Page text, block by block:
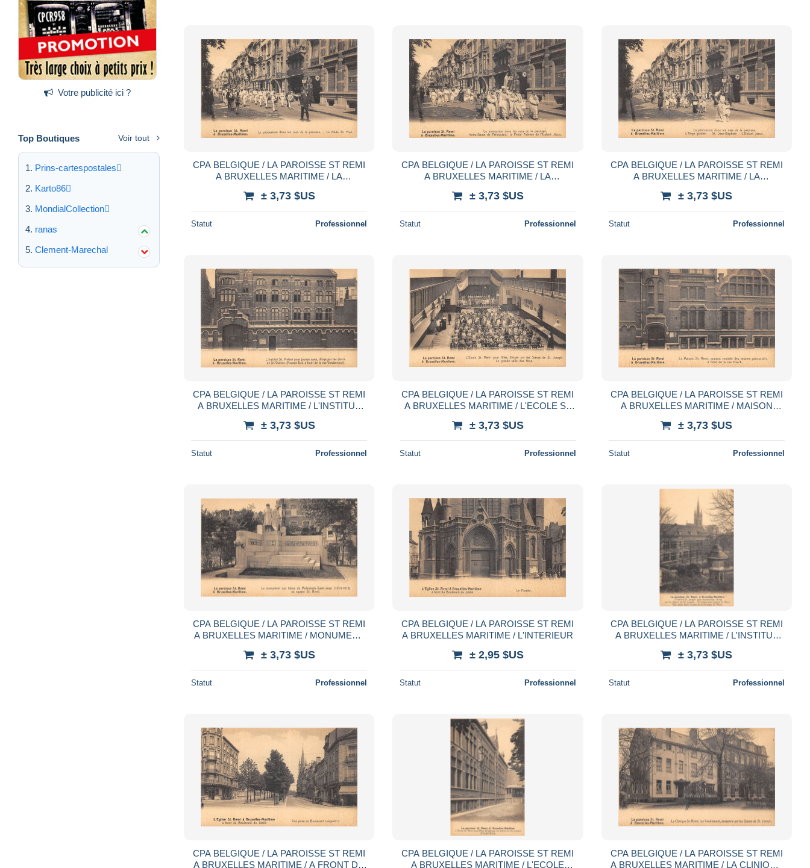
Votre publicité ici ?
Top Boutiques Voir tout
Prins-cartespostales
Karto86
MondialCollection
ranas
Clement-Marechal
CPA BELGIQUE / LA PAROISSE ST REMI
A BRUXELLES MARITIME / LA
± 3,73 $US
Statut Professionnel
CPA BELGIQUE / LA PAROISSE ST REMI
A BRUXELLES MARITIME / LA
± 3,73 $US
Statut Professionnel
CPA BELGIQUE / LA PAROISSE ST REMI
A BRUXELLES MARITIME / LA
± 3,73 $US
Statut Professionnel
CPA BELGIQUE / LA PAROISSE ST REMI
A BRUXELLES MARITIME / L'INSTITUT
± 3,73 $US
Statut Professionnel
CPA BELGIQUE / LA PAROISSE ST REMI
A BRUXELLES MARITIME / L'ECOLE ST
± 3,73 $US
Statut Professionnel
CPA BELGIQUE / LA PAROISSE ST REMI
A BRUXELLES MARITIME / MAISON
± 3,73 $US
Statut Professionnel
CPA BELGIQUE / LA PAROISSE ST REMI
A BRUXELLES MARITIME / MONUMENT
± 3,73 $US
Statut Professionnel
CPA BELGIQUE / LA PAROISSE ST REMI
A BRUXELLES MARITIME / L'INTERIEUR
± 2,95 $US
Statut Professionnel
CPA BELGIQUE / LA PAROISSE ST REMI
A BRUXELLES MARITIME / L'INSTITUT
± 3,73 $US
Statut Professionnel
CPA BELGIQUE / LA PAROISSE ST REMI
A BRUXELLES MARITIME / A FRONT DU
CPA BELGIQUE / LA PAROISSE ST REMI
A BRUXELLES MARITIME / L'ECOLE
CPA BELGIQUE / LA PAROISSE ST REMI
A BRUXELLES MARITIME / LA CLINIQUE